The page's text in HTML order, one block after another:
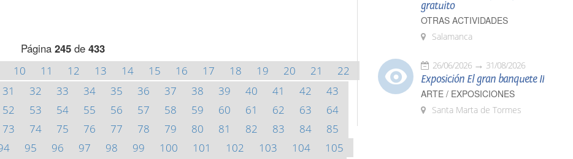
Página 245de 433
10 11 12 13 14 15 16 17 18 19 20 21
22
31 32 33 34 35 36 37 38 39 40 41 42
43
52 53 54 55 56 57 58 59 60 61 62 63
64
73 74 75 76 77 78 79 80 81 82 83 84
85
95 96 97 98 99 100 101 102 103 104
105
gratuito
OTRAS ACTIVIDADES
Salamanca
26/06/2026 31/08/2026
Exposición El gran banquete II
ARTE / EXPOSICIONES
Santa Marta de Tormes